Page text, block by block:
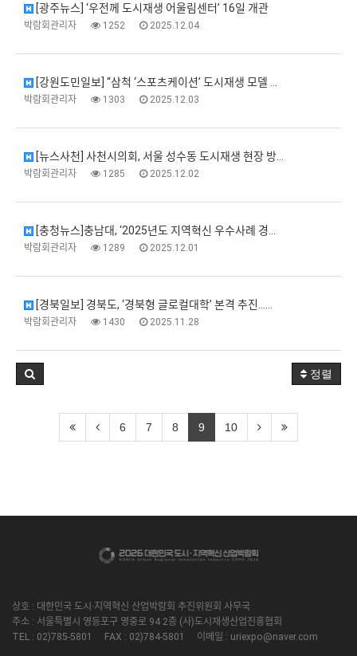
[광주뉴스] ‘우전께 도시재생 어울림센터’ 16일 개관
박람회관리자 1252 2025.12.04
[강원도민일보] “삼척 ‘스포츠케이션’ 도시재생 모델 …
박람회관리자 1303 2025.12.03
[뉴스사천] 사천시의회, 서울 성수동 도시재생 현장 방…
박람회관리자 1285 2025.12.02
[충청뉴스]충남대, ‘2025년도 지역혁신 우수사례 경…
박람회관리자 1289 2025.12.01
[경북일보] 경북도, ‘경북형 글로컬대학’ 본격 추진……
박람회관리자 1430 2025.11.28
정렬
6 7 8 9 10
상호 : 대한민국 도시·지역혁신 산업박람회 추진위원회 사무국
주소 : 서울특별시 영등포구 영중로 94 2층 (사)도시재생산업진흥협회
TEL : 02)785-5801 FAX : 02)784-5801 이메일 : uriexpo@naver.com